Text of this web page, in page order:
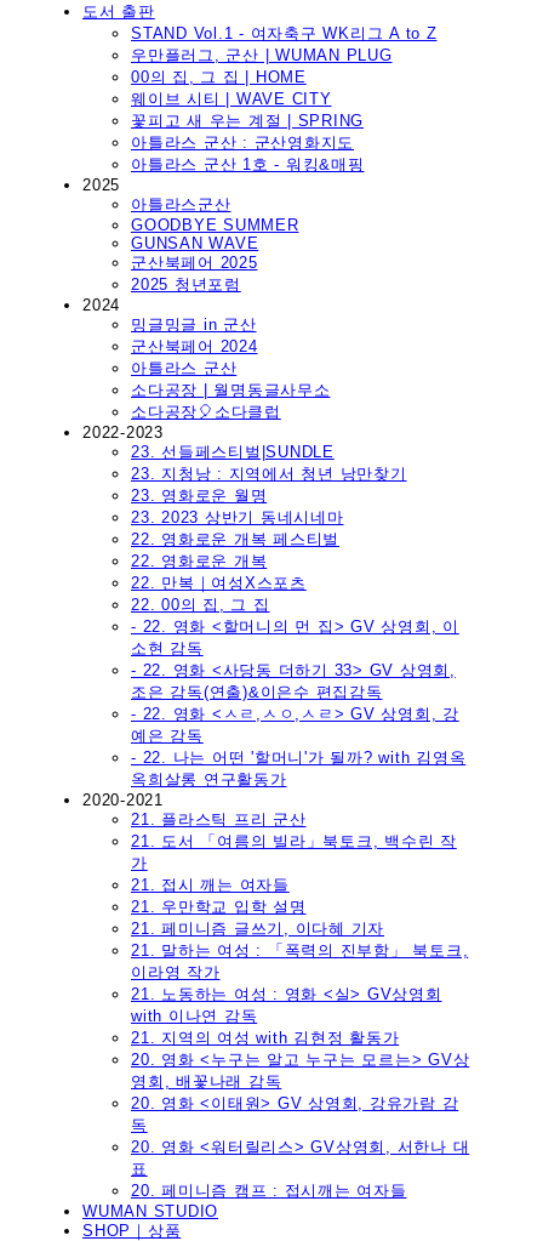
도서 출판
STAND Vol.1 - 여자축구 WK리그 A to Z
우만플러그, 군산 | WUMAN PLUG
00의 집, 그 집 | HOME
웨이브 시티 | WAVE CITY
꽃피고 새 우는 계절 | SPRING
아틀라스 군산 : 군산영화지도
아틀라스 군산 1호 - 워킹&매핑
2025
아틀라스군산
GOODBYE SUMMER
GUNSAN WAVE
군산북페어 2025
2025 청년포럼
2024
밍글밍글 in 군산
군산북페어 2024
아틀라스 군산
소다공장 | 월명동글사무소
소다공장🎈소다클럽
2022-2023
23. 선들페스티벌|SUNDLE
23. 지청낭 : 지역에서 청년 낭만찾기
23. 영화로운 월명
23. 2023 상반기 동네시네마
22. 영화로운 개복 페스티벌
22. 영화로운 개복
22. 만복｜여성X스포츠
22. 00의 집, 그 집
- 22. 영화 <할머니의 먼 집> GV 상영회, 이
소현 감독
- 22. 영화 <사당동 더하기 33> GV 상영회,
조은 감독(연출)&이은수 편집감독
- 22. 영화 <ㅅㄹ,ㅅㅇ,ㅅㄹ> GV 상영회, 강
예은 감독
- 22. 나는 어떤 '할머니'가 될까? with 김영옥
옥희살롱 연구활동가
2020-2021
21. 플라스틱 프리 군산
21. 도서 「여름의 빌라」북토크, 백수린 작
가
21. 접시 깨는 여자들
21. 우만학교 입학 설명
21. 페미니즘 글쓰기, 이다혜 기자
21. 말하는 여성 : 「폭력의 진부함」 북토크,
이라영 작가
21. 노동하는 여성 : 영화 <실> GV상영회
with 이나연 감독
21. 지역의 여성 with 김현정 활동가
20. 영화 <누구는 알고 누구는 모르는> GV상
영회, 배꽃나래 감독
20. 영화 <이태원> GV 상영회, 강유가람 감
독
20. 영화 <워터릴리스> GV상영회, 서한나 대
표
20. 페미니즘 캠프 : 접시깨는 여자들
WUMAN STUDIO
SHOP｜상품